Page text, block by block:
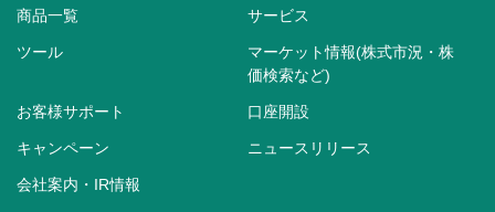
商品一覧 サービス
ツール
マーケット情報(株式市況・株
価検索など)
お客様サポート 口座開設
キャンペーン ニュースリリース
会社案内・IR情報